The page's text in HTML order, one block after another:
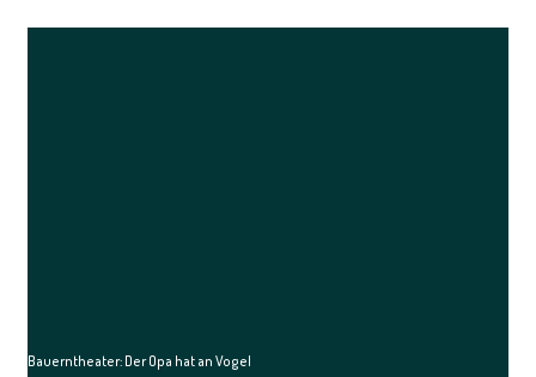
Bauerntheater: Der Opa hat an Vogel